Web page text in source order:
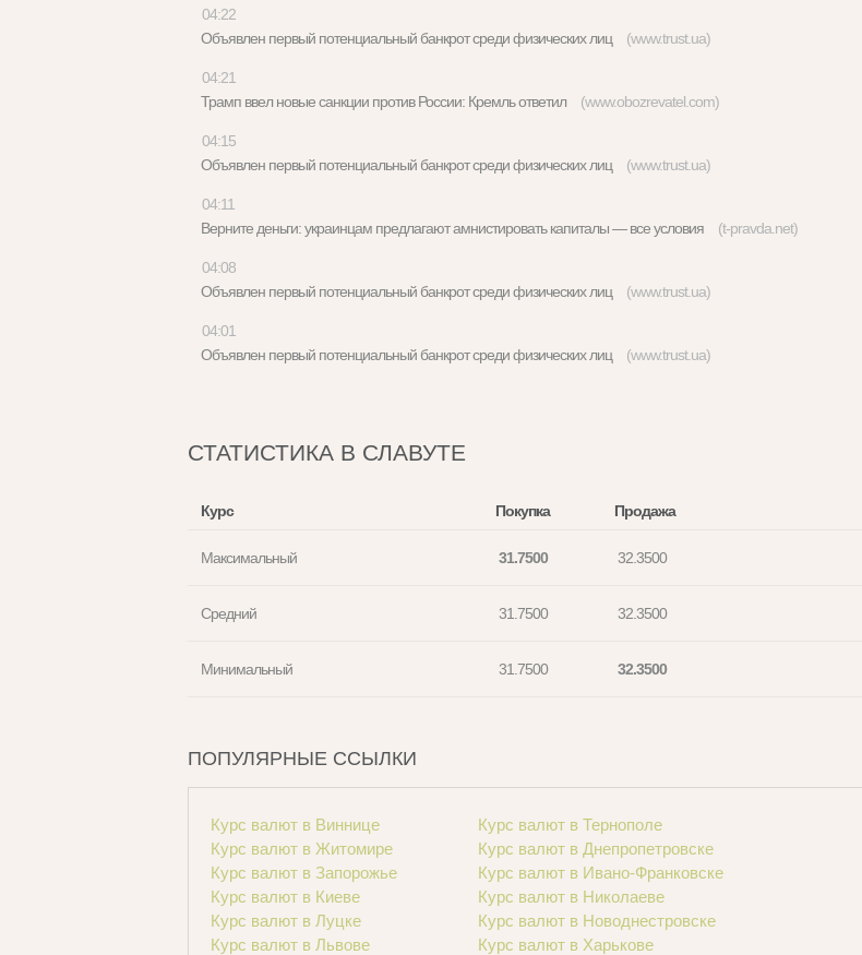
04:22
Объявлен первый потенциальный банкрот среди физических лиц (www.trust.ua)
04:21
Трамп ввел новые санкции против России: Кремль ответил (www.obozrevatel.com)
04:15
Объявлен первый потенциальный банкрот среди физических лиц (www.trust.ua)
04:11
Верните деньги: украинцам предлагают амнистировать капиталы — все условия (t-pravda.net)
04:08
Объявлен первый потенциальный банкрот среди физических лиц (www.trust.ua)
04:01
Объявлен первый потенциальный банкрот среди физических лиц (www.trust.ua)
СТАТИСТИКА В СЛАВУТЕ
Курс Покупка Продажа
Максимальный 31.7500 32.3500
Средний 31.7500 32.3500
Минимальный 31.7500 32.3500
ПОПУЛЯРНЫЕ ССЫЛКИ
Курс валют в Виннице
Курс валют в Житомире
Курс валют в Запорожье
Курс валют в Киеве
Курс валют в Луцке
Курс валют в Львове
Курс валют в Тернополе
Курс валют в Днепропетровске
Курс валют в Ивано-Франковске
Курс валют в Николаеве
Курс валют в Новоднестровске
Курс валют в Харькове